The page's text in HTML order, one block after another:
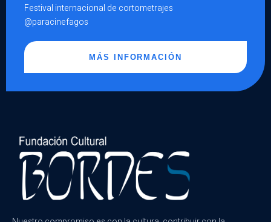
Festival internacional de cortometrajes
@paracinefagos
MÁS INFORMACIÓN